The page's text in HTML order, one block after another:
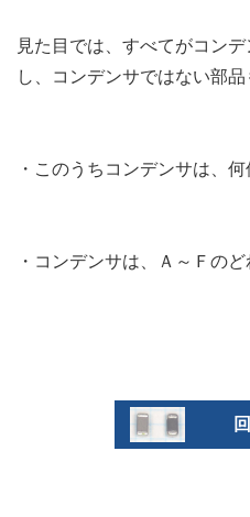
見た目では、すべてがコン
し、コンデンサではない部品
・このうちコンデンサは、何
・コンデンサは、Ａ～Ｆの